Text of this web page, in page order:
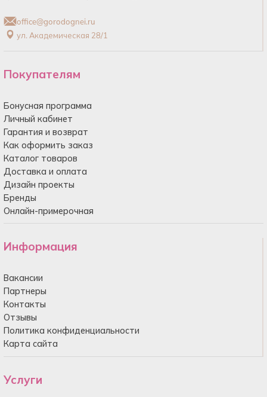
office@gorodognei.ru
ул. Академическая 28/1
Покупателям
Бонусная программа
Личный кабинет
Гарантия и возврат
Как оформить заказ
Каталог товаров
Доставка и оплата
Дизайн проекты
Бренды
Онлайн-примерочная
Информация
Вакансии
Партнеры
Контакты
Отзывы
Политика конфиденциальности
Карта сайта
Услуги